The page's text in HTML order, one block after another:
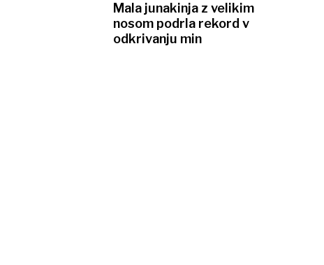
Mala junakinja z velikim
nosom podrla rekord v
odkrivanju min